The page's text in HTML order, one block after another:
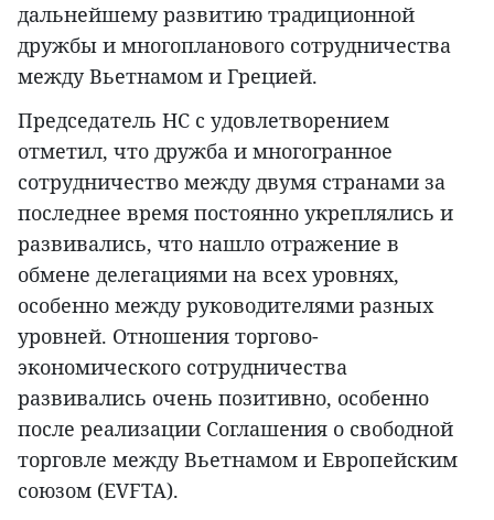
дальнейшему развитию традиционной
дружбы и многопланового сотрудничества
между Вьетнамом и Грецией.
Председатель НС с удовлетворением
отметил, что дружба и многогранное
сотрудничество между двумя странами за
последнее время постоянно укреплялись и
развивались, что нашло отражение в
обмене делегациями на всех уровнях,
особенно между руководителями разных
уровней. Отношения торгово-
экономического сотрудничества
развивались очень позитивно, особенно
после реализации Соглашения о свободной
торговле между Вьетнамом и Европейским
союзом (EVFTA).